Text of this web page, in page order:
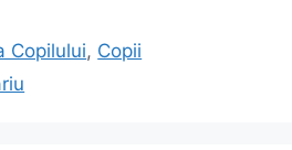
Copilului, Copii